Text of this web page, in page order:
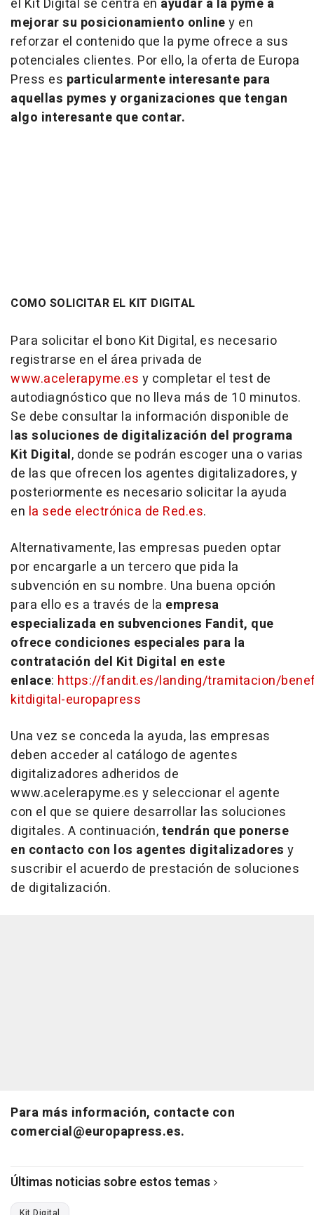
el Kit Digital se centra en ayudar a la pyme a
mejorar su posicionamiento onliney en
reforzar el contenido que la pyme ofrece a sus
potenciales clientes. Por ello, la oferta de Europa
Press es particularmente interesante para
aquellas pymes y organizaciones que tengan
algo interesante que contar.
COMO SOLICITAR EL KIT DIGITAL
Para solicitar el bono Kit Digital, es necesario
registrarse en el área privada de
www.acelerapyme.es y completar el test de
autodiagnóstico que no lleva más de 10 minutos.
Se debe consultar la información disponible de
las soluciones de digitalización del programa
Kit Digital, donde se podrán escoger una o varias
de las que ofrecen los agentes digitalizadores, y
posteriormente es necesario solicitar la ayuda
en la sede electrónica de Red.es.
Alternativamente, las empresas pueden optar
por encargarle a un tercero que pida la
subvención en su nombre. Una buena opción
para ello es a través de la empresa
especializada en subvenciones Fandit, que
ofrece condiciones especiales para la
contratación del Kit Digital en este
enlace: https://fandit.es/landing/tramitacion/
kitdigital-europapress
Una vez se conceda la ayuda, las empresas
deben acceder al catálogo de agentes
digitalizadores adheridos de
www.acelerapyme.es y seleccionar el agente
con el que se quiere desarrollar las soluciones
digitales. A continuación,tendrán que ponerse
en contacto con los agentes digitalizadores y
suscribir el acuerdo de prestación de soluciones
de digitalización.
Para más información, contacte con
comercial@europapress.es.
Últimas noticias sobre estos temas